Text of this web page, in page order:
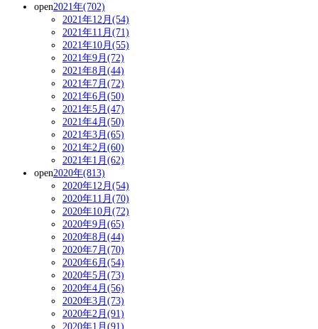
open2021年(702)
2021年12月(54)
2021年11月(71)
2021年10月(55)
2021年9月(72)
2021年8月(44)
2021年7月(72)
2021年6月(50)
2021年5月(47)
2021年4月(50)
2021年3月(65)
2021年2月(60)
2021年1月(62)
open2020年(813)
2020年12月(54)
2020年11月(70)
2020年10月(72)
2020年9月(65)
2020年8月(44)
2020年7月(70)
2020年6月(54)
2020年5月(73)
2020年4月(56)
2020年3月(73)
2020年2月(91)
2020年1月(91)